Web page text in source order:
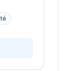
la tech.